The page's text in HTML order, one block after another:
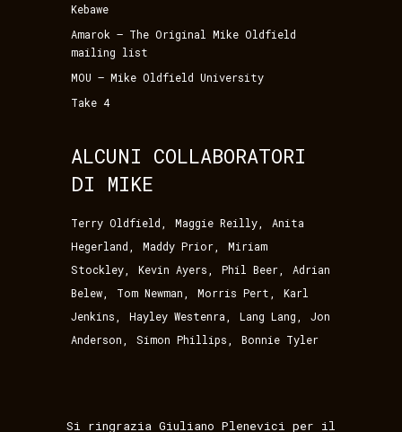
Kebawe
Amarok – The Original Mike Oldfield
mailing list
MOU – Mike Oldfield University
Take 4
ALCUNI COLLABORATORI
DI MIKE
Terry Oldfield Maggie Reilly
Anita
Hegerland
Maddy Prior
Miriam
Stockley
Kevin Ayers Phil Beer
Adrian
Belew
Tom Newman Morris Pert
Karl
Jenkins
Hayley Westenra Lang Lang
Jon
Anderson
Simon Phillips Bonnie Tyler
Si ringrazia Giuliano Plenevici per il